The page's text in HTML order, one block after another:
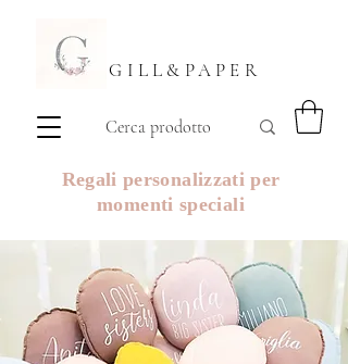
GILL&PAPER
Regali personalizzati per
momenti speciali